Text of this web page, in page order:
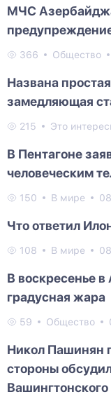
МЧС
366 Общество
Названа
замедляющая
215 Это
В Пентагоне
человеческим
150 В мире
Что ответил
108 В мире
В воскресенье
градусная жара
59 Общество
Никол Пашинян
стороны